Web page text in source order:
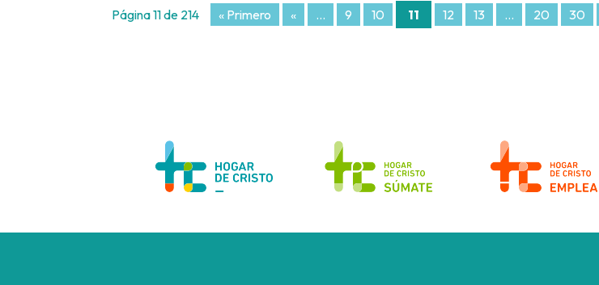
Página 11 de 214 « Primero « ... 9 10 11 12 13 ... 20 30